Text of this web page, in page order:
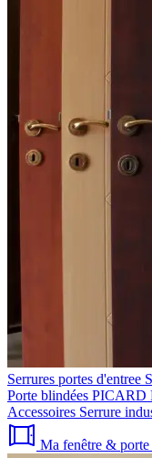
Serrures portes d'entree
Porte blindées PICARD
Accessoires Serrure
Ma fenêtre & porte